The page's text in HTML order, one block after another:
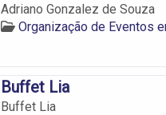
Adriano Gonzalez de Souza
Organização de Eventos
Buffet Lia
Buffet Lia